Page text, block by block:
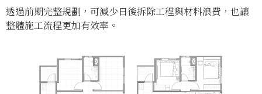
透過前期完整規劃，可減少日後拆除工程與材料浪費，也讓
整體施工流程更加有效率。